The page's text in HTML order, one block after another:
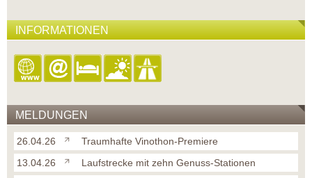
INFORMATIONEN
MELDUNGEN
26.04.26
Traumhafte Vinothon-Premiere
13.04.26
Laufstrecke mit zehn Genuss-Stationen